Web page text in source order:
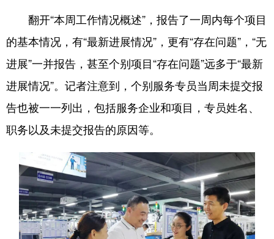
翻开“本周工作情况概述”，报告了一周内每个项目
的基本情况，有“最新进展情况”，更有“存在问题”，“无
进展”一并报告，甚至个别项目“存在问题”远多于“最新
进展情况”。记者注意到，个别服务专员当周未提交报
告也被一一列出，包括服务企业和项目，专员姓名、
职务以及未提交报告的原因等。